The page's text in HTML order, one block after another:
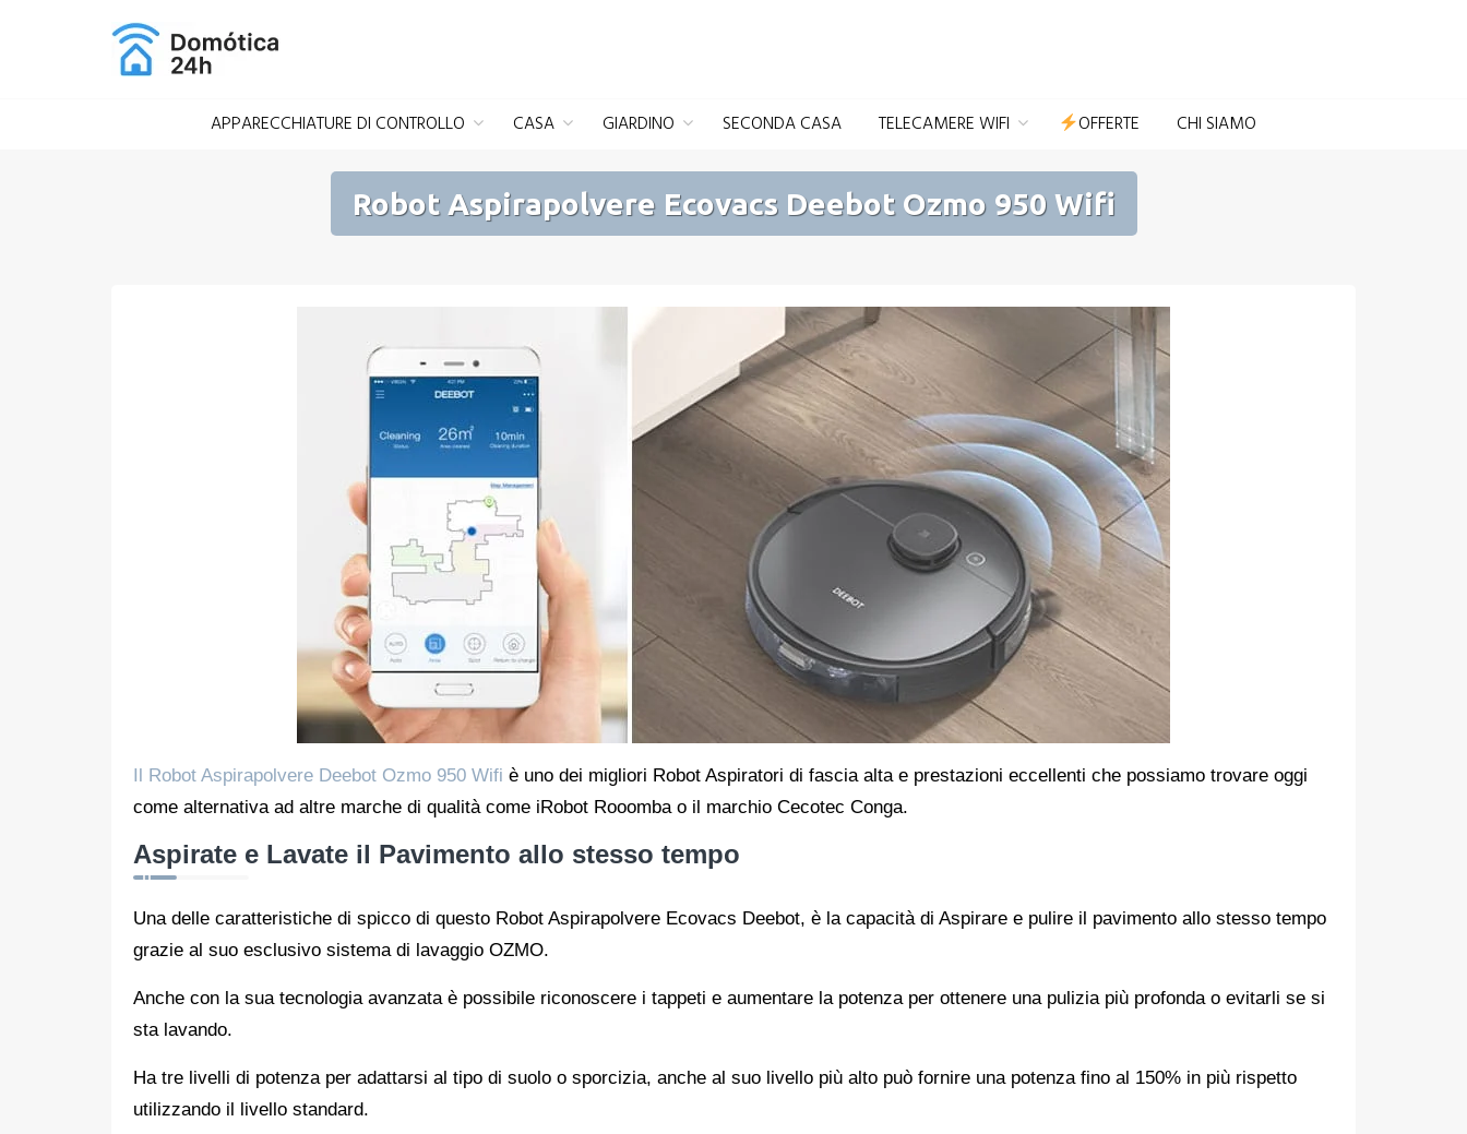
APPARECCHIATURE DI CONTROLLO CASA GIARDINO SECONDA CASA TELECAMERE WIFI OFFERTE CHI SIAMO
Robot Aspirapolvere Ecovacs Deebot Ozmo 950 Wifi
Il Robot Aspirapolvere Deebot Ozmo 950 Wifi è uno dei migliori Robot Aspiratori di fascia alta e prestazioni eccellenti che possiamo trovare oggi
come alternativa ad altre marche di qualità come iRobot Rooomba o il marchio Cecotec Conga.
Aspirate e Lavate il Pavimento allo stesso tempo
Una delle caratteristiche di spicco di questo Robot Aspirapolvere Ecovacs Deebot, è la capacità di Aspirare e pulire il pavimento allo stesso tempo
grazie al suo esclusivo sistema di lavaggio OZMO.
Anche con la sua tecnologia avanzata è possibile riconoscere i tappeti e aumentare la potenza per ottenere una pulizia più profonda o evitarli se si
sta lavando.
Ha tre livelli di potenza per adattarsi al tipo di suolo o sporcizia, anche al suo livello più alto può fornire una potenza fino al 150% in più rispetto
utilizzando il livello standard.